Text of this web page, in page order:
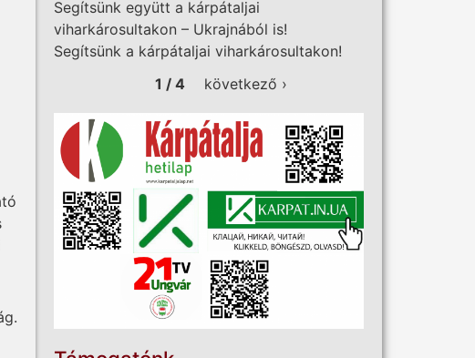
Segítsünk együtt a kárpátaljai
viharkárosultakon – Ukrajnából is!
Segítsünk a kárpátaljai viharkárosultakon!
1 / 4
következő ›